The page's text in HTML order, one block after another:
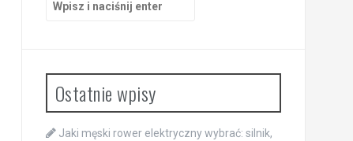
Ostatnie wpisy
Jaki męski rower elektryczny wybrać: silnik,